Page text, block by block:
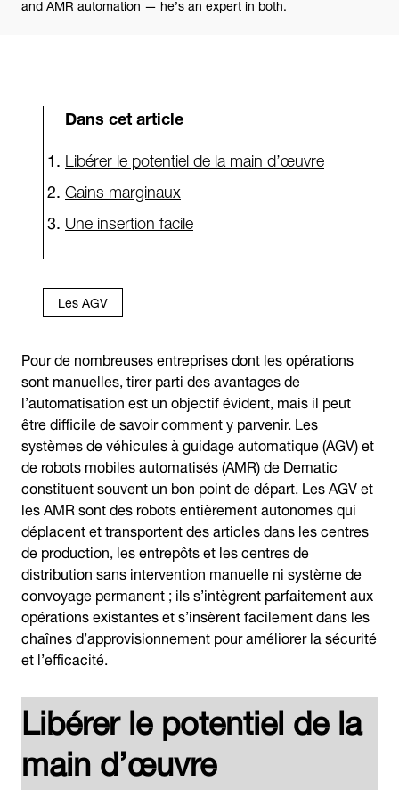
Dans cet article
Libérer le potentiel de la main d’œuvre
Gains marginaux
Une insertion facile
Les AGV
Pour de nombreuses entreprises dont les opérations
sont manuelles, tirer parti des avantages de
l’automatisation est un objectif évident, mais il peut
être difficile de savoir comment y parvenir. Les
systèmes de véhicules à guidage automatique (AGV) et
de robots mobiles automatisés (AMR) de Dematic
constituent souvent un bon point de départ. Les AGV et
les AMR sont des robots entièrement autonomes qui
déplacent et transportent des articles dans les centres
de production, les entrepôts et les centres de
distribution sans intervention manuelle ni système de
convoyage permanent ; ils s’intègrent parfaitement aux
opérations existantes et s’insèrent facilement dans les
chaînes d’approvisionnement pour améliorer la sécurité
et l’efficacité.
Libérer le potentiel de la
main d’œuvre